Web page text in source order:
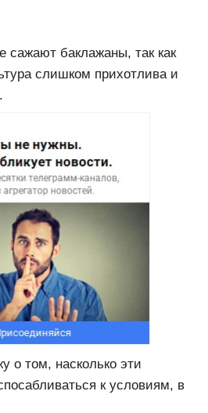
сажают баклажаны, так как
слишком прихотлива и
о том, насколько эти
к условиям, в